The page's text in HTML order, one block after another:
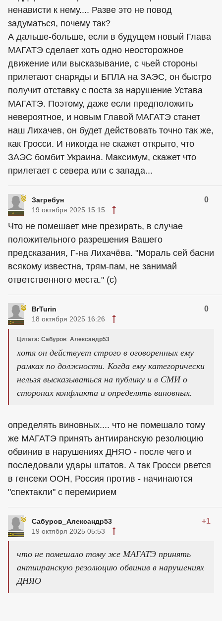
ненависти к нему.... Разве это не повод
задуматься, почему так?
А дальше-больше, если в будущем новый Глава
МАГАТЭ сделает хоть одно неосторожное
движение или высказывание, с чьей стороны
прилетают снаряды и БПЛА на ЗАЭС, он быстро
получит отставку с поста за нарушение Устава
МАГАТЭ. Поэтому, даже если предположить
невероятное, и новым Главой МАГАТЭ станет
наш Лихачев, он будет действовать точно так же,
как Гросси. И никогда не скажет открыто, что
ЗАЭС бомбит Украина. Максимум, скажет что
прилетает с севера или с запада...
Загребун 0
19 октября 2025 15:15
Что не помешает мне презирать, в случае
положительного разрешения Вашего
предсказания, Г-на Лихачёва. "Мораль сей басни
всякому известна, трям-пам, не занимай
ответственного места." (с)
BrTurin 0
18 октября 2025 16:26
Цитата: Сабуров_Александр53
хотя он действует строго в оговоренных ему
рамках по должности. Когда ему категорически
нельзя высказываться на публику и в СМИ о
сторонах конфликта и определять виновных.
определять виновных.... что не помешало тому
же МАГАТЭ принять антииранскую резолюцию
обвинив в нарушениях ДНЯО - после чего и
последовали удары штатов. А так Гросси рвется
в генсеки ООН, Россия против - начинаются
"спектакли" с перемирием
Сабуров_Александр53 +1
19 октября 2025 05:53
что не помешало тому же МАГАТЭ принять
антииранскую резолюцию обвинив в нарушениях
ДНЯО